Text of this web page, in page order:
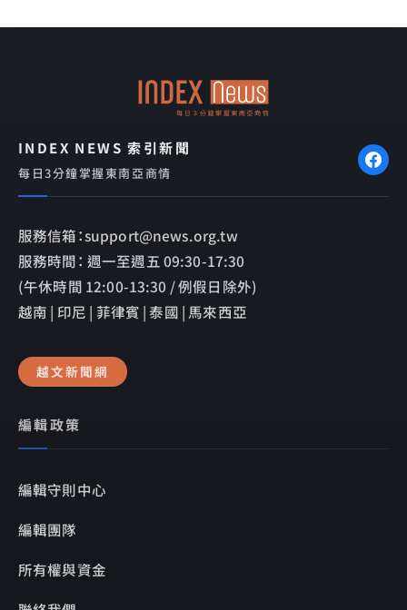
b
l
INDEX NEWS 索引新聞
每日3分鐘掌握東南亞商情
服務信箱：support@news.org.tw
服務時間： 週一至週五 09:30-17:30
(午休時間 12:00-13:30 / 例假日除外)
越南 | 印尼 | 菲律賓 | 泰國 | 馬來西亞
越文新聞網
編輯政策
編輯守則中心
編輯團隊
所有權與資金